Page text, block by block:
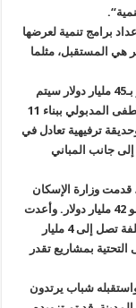
“.
برامج تنمية لعرضها
هي المستقبل، مثلما
كان أبرز العناوين خطة لبناء مدينة جديدة بتكلفة تقدر بـ45 مليار دولار سيتم
نقل الإدارات الحكومية إليها، وتعهد وزير الإسكان مصطفى المدبولي ببناء 11
ترفيهية تعادل في
و40 غرفة فندقية، إلى جانب المباني
قدمت وزارة الإسكان
مشروعين عملاقين لبناء أحياء سكنية بقيمة تقدير بنحو 42 مليار دولار. وأعدت
وزارة السياحة كتيب يصف مشاريعها المخطط لها بتكلفة تصل إلى 4 مليار
التحتية بمشاريع تقدر
شباب يرتدون